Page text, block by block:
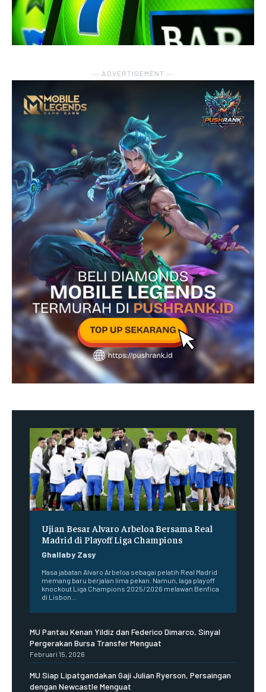
― ADVERTISEMENT ―
Ujian Besar Alvaro Arbeloa Bersama Real
Madrid di Playoff Liga Champions
Ghallaby Zasy
Masa jabatan Alvaro Arbeloa sebagai pelatih Real Madrid
memang baru berjalan lima pekan. Namun, laga playoff
knockout Liga Champions 2025/2026 melawan Benfica
di Lisbon...
MU Pantau Kenan Yildiz dan Federico Dimarco, Sinyal
Pergerakan Bursa Transfer Menguat
Februari 15, 2026
MU Siap Lipatgandakan Gaji Julian Ryerson, Persaingan
dengan Newcastle Menguat